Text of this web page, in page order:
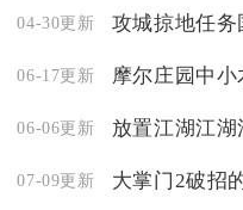
04-30更新 攻城掠地任
06-17更新
06-06更新
07-09更新 大掌门2破招